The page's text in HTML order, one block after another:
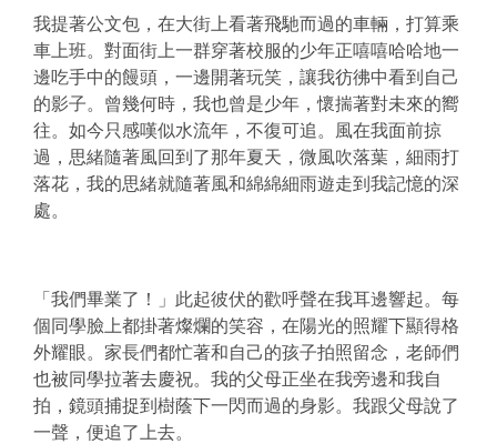
我提著公文包，在大街上看著飛馳而過的車輛，打算乘
車上班。對面街上一群穿著校服的少年正嘻嘻哈哈地一
邊吃手中的饅頭，一邊開著玩笑，讓我彷彿中看到自己
的影子。曾幾何時，我也曾是少年，懷揣著對未來的嚮
往。如今只感嘆似水流年，不復可追。風在我面前掠
過，思緒隨著風回到了那年夏天，微風吹落葉，細雨打
落花，我的思緒就隨著風和綿綿細雨遊走到我記憶的深
處。
「我們畢業了！」此起彼伏的歡呼聲在我耳邊響起。每
個同學臉上都掛著燦爛的笑容，在陽光的照耀下顯得格
外耀眼。家長們都忙著和自己的孩子拍照留念，老師們
也被同學拉著去慶祝。我的父母正坐在我旁邊和我自
拍，鏡頭捕捉到樹蔭下一閃而過的身影。我跟父母說了
一聲，便追了上去。